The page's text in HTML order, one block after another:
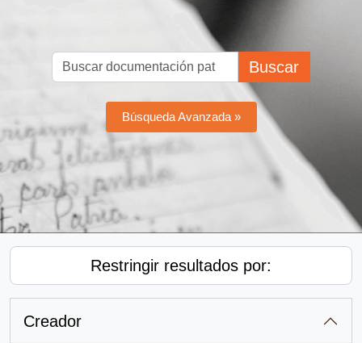
Buscar
Búsqueda Avanzada »
Restringir resultados por:
Creador